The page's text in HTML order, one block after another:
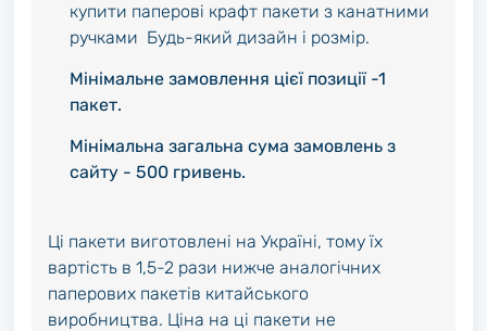
купити паперові крафт пакети з канатними
ручками Будь-який дизайн і розмір.
Мінімальне замовлення цієї позиції -1
пакет.
Мінімальна загальна сума замовлень з
сайту - 500 гривень.
Ці пакети виготовлені на Україні, тому їх
вартість в 1,5-2 рази нижче аналогічних
паперових пакетів китайського
виробництва. Ціна на ці пакети не